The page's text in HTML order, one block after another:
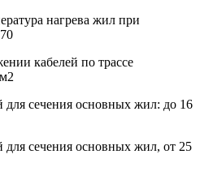
нагрева жил при
кабелей по трассе
для сечения основных жил: до 16
для сечения основных жил, от 25